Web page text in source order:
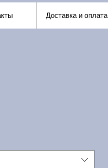
Доставка и оплата